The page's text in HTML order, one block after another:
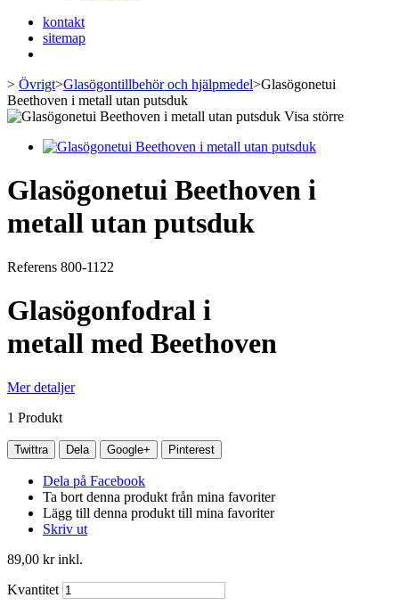
kontakt
sitemap
> Övrigt>Glasögontillbehör och hjälpmedel>Glasögonetui
Beethoven i metall utan putsduk
Visa större
Glasögonetui Beethoven i
metall utan putsduk
Referens 800-1122
Glasögonfodral i
metall med Beethoven
Mer detaljer
1 Produkt
Twittra Dela Google+ Pinterest
Dela på Facebook
Ta bort denna produkt från mina favoriter
Lägg till denna produkt till mina favoriter
Skriv ut
89,00 krinkl.
Kvantitet